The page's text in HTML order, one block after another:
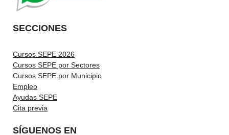
SECCIONES
Cursos SEPE 2026
Cursos SEPE por Sectores
Cursos SEPE por Municipio
Empleo
Ayudas SEPE
Cita previa
SÍGUENOS EN